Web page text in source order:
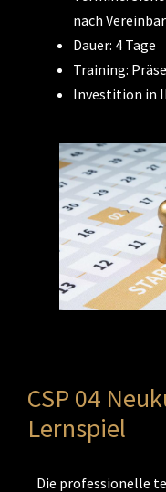
nach
Dauer: 4 Tage
Training:
Investition in
CSP 04
Lernspiel
Die professionelle